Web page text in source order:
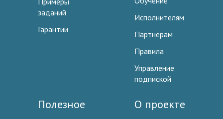
заданий
Гарантии
Исполнителям
Партнерам
Правила
Управление
подпиской
Полезное О проекте